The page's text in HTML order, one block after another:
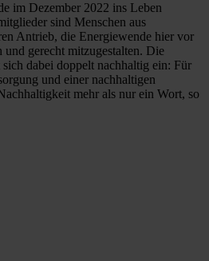
im Dezember 2022 ins Leben
sind Menschen aus
Antrieb, die Energiewende hier vor
und gerecht mitzugestalten. Die
dabei doppelt nachhaltig ein: Für
und einer nachhaltigen
mehr als nur ein Wort, so